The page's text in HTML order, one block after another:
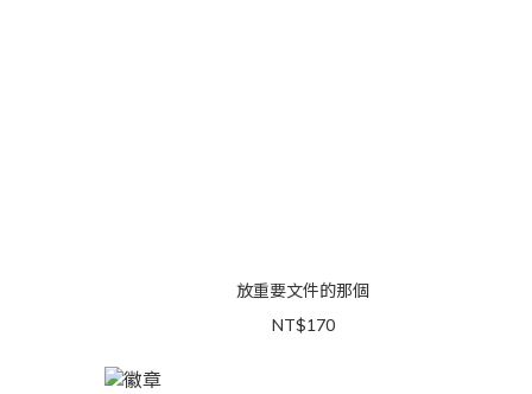
放重要文件的那個
NT$170